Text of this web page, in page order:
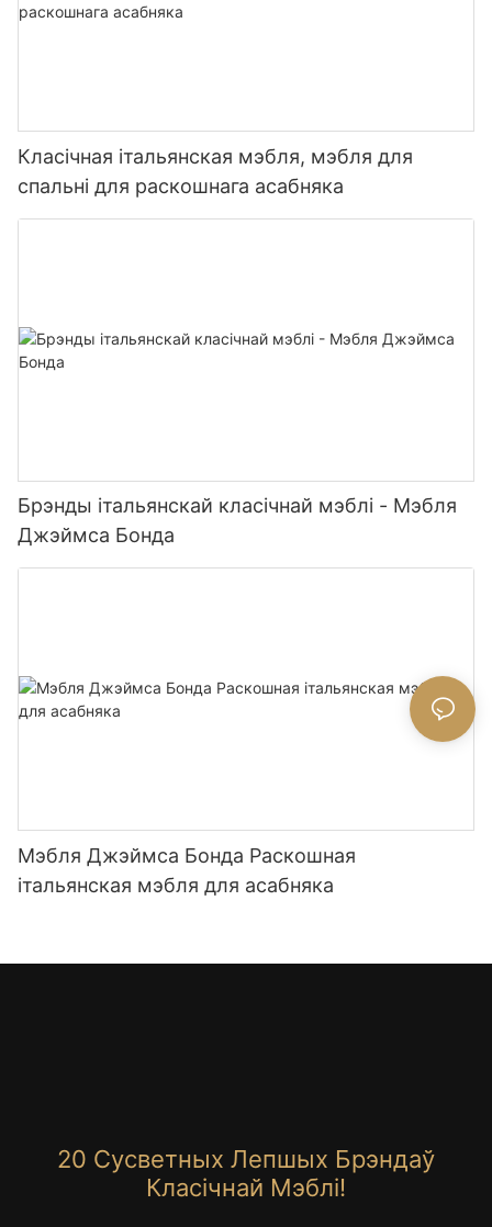
Класічная італьянская мэбля, мэбля для
спальні для раскошнага асабняка
Брэнды італьянскай класічнай мэблі - Мэбля
Джэймса Бонда
Мэбля Джэймса Бонда Раскошная
італьянская мэбля для асабняка
20 Сусветных Лепшых Брэндаў
Класічнай Мэблі!